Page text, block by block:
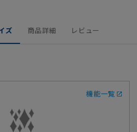
ズ 商品詳細 レビュー
機能一覧